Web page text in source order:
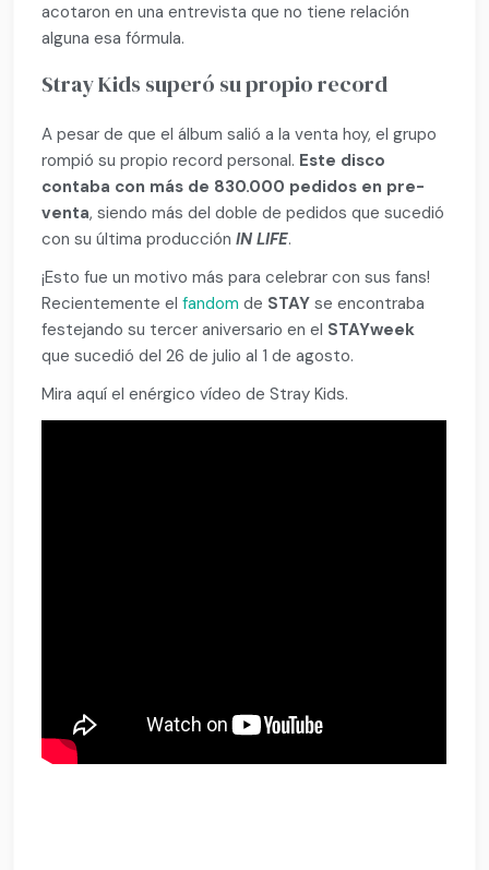
acotaron en una entrevista que no tiene relación
alguna esa fórmula.
Stray Kids superó su propio record
A pesar de que el álbum salió a la venta hoy, el grupo
rompió su propio record personal. Este disco
contaba con más de 830.000 pedidos en pre-
venta, siendo más del doble de pedidos que sucedió
con su última producciónIN LIFE.
¡Esto fue un motivo más para celebrar con sus fans!
Recientemente elfandom de STAY se encontraba
festejando su tercer aniversario en el STAYweek
que sucedió del 26 de julio al 1 de agosto.
Mira aquí el enérgico vídeo de Stray Kids.